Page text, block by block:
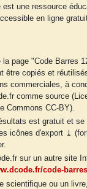
est une ressource
en ligne
la page "Code Barres
être copiés et
commerciales, à
comme source
Commons CC-BY).
est gratuit et
icônes d'export ⤓
sur un autre site
code-
scientifique ou un